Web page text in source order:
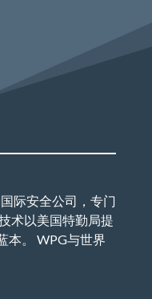
际安全公司，专门
术以美国特勤局提
本。 WPG与世界